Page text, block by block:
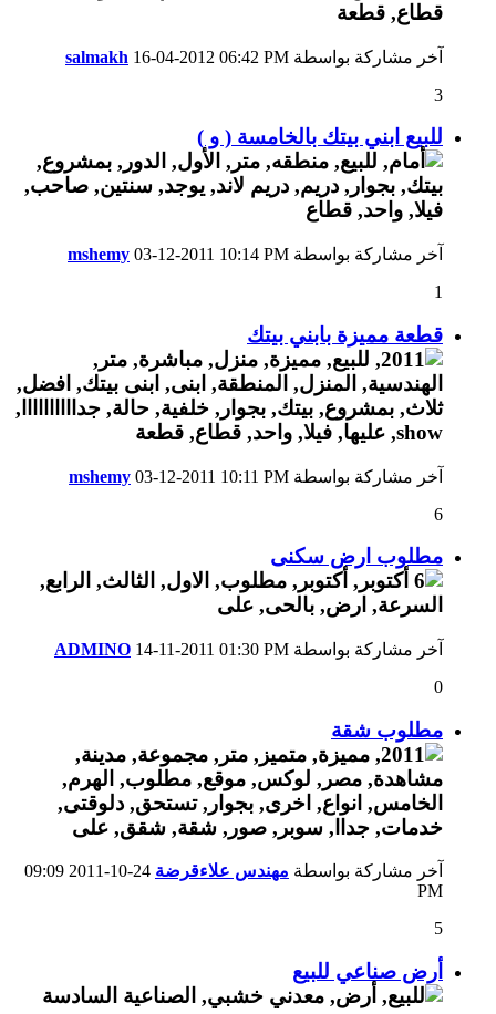
آخر مشاركة بواسطة salmakh 16-04-2012 06:42 PM
3
للبيع ابني بيتك بالخامسة ( و )
آخر مشاركة بواسطة mshemy 03-12-2011 10:14 PM
1
قطعة مميزة بابني بيتك
آخر مشاركة بواسطة mshemy 03-12-2011 10:11 PM
6
مطلوب ارض سكنى
آخر مشاركة بواسطة ADMINO 14-11-2011 01:30 PM
0
مطلوب شقة
آخر مشاركة بواسطة مهندس علاءقرضة
09:09
PM
5
أرض صناعي للبيع